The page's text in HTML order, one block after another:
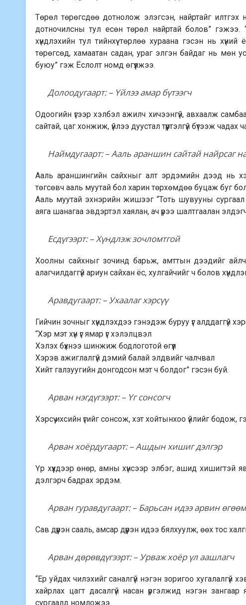
Төрөл төрөгсдөө дотнолож элэгсэн, найртайг
дотночилсны тул есөн төрөл найртай болов” гэжээ.
хүндлэхийн тул тийнхүү төрлөө хураана гэсэн нь
төрөгсөд, хамаатан садан, ураг элгэн байдаг нь мөн
буюу” гэж Ёслолт номд өгүүлжээ.
Долоодугаарт: – Үйлээ амар бүтээгч
Одоогийн үгээр хэлбэл ажилч хичээнгүй, авхаалж
сайтай, цаг хонжиж, үйлээ дуустал түүртэлгүй бүтээж
Наймдугаарт: – Ааль араншин сайтай найрсаг
Ааль араншингийн сайхныг алт эрдэмийн дээд нь
төгсөвч ааль муутай бол харин төрхөмдөө буцаж буг
Ааль муутай эхнэрийн жишээг “Тоть шувууны сургаал
аяга шанагаа эвдэртэл хаялан, ач үрээ шалтгаалан
Есдүгээрт: – Хүндлэж зочломтгой
Хоолны сайхныг зочинд барьж, амттын дээдийг
алагчилдаггүй ариун сайхан ёс, хулгайчийг ч болов
Аравдугаарт: – Ухаалаг хэрсүү
Гийчин зочныг хүндлэхдээ гэнэдэж буруу үг алддаггүй
“Хэр мэт хүн үг ямар үг хэлэлцвэл
Хэлэх бүхнээ шинжиж бодлоготой өгүүл
Хэрэв ажиглалгүй дэмий балай элдвийг чалчвал
Хийт галзуугийн донгодсон мэт ч болдог” гэсэн буй.
Арван нэгдүгээрт: – Үг сонсогч
Хэрсүү ихсийн үгийг сонсож, хэт хойтынхоо үйлийг
Арван хоёрдугаарт: – Ашдын хишиг дэлгэр
Үр хүүхдээр өнөр, амны хүнсээр элбэг, ашид хишигтэй
дэлгэрч бадрах эрдэм.
Арван гуравдугаарт: – Барьсан идээ арвин
Сав дүүрэн сааль, амсар дүүрэн идээ бялхуулж, өөх тос
Арван дөрөвдүгээрт: – Урваж хоёр үл аашлагч
“Ер уйдах чилэхийг саналгүй нэгэн зоригоо хугалалгүй
хайрлах цагт дасалгүй насан үргэлжид нэгэн
сургаалд номложээ.